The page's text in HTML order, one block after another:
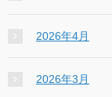
2026年4月
2026年3月